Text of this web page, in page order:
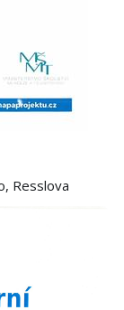
Resslova